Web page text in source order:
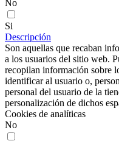
No
Si
Descripción
Son aquellas que recaban
a los usuarios del sitio web.
recopilan información sobre
identificar al usuario o,
personal del usuario de la
personalización de dichos
Cookies de analíticas
No